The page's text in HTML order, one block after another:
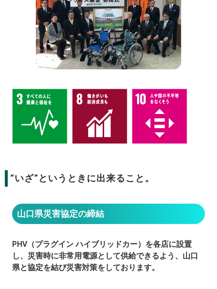
“いざ”というときに出来ること。
山口県災害協定の締結
PHV（プラグイン ハイブリッドカー）を各店に設置
し、災害時に非常用電源として供給できるよう、山口
県と協定を結び災害対策をしております。